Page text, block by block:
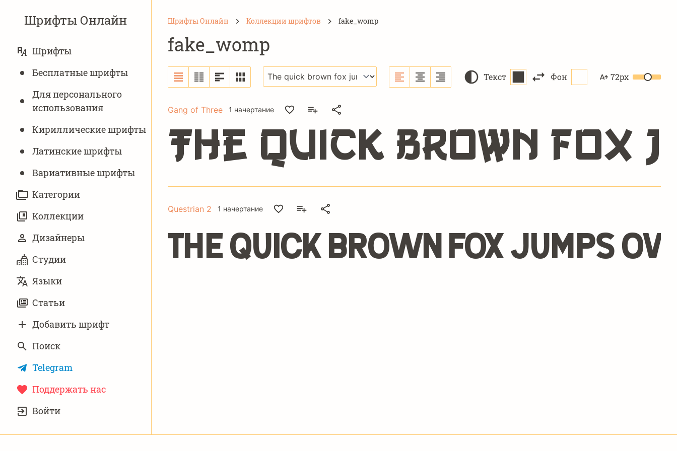
Шрифты Онлайн
НАВИГАЦИЯ
Шрифты
Бесплатные шрифты
Для персонального
использования
Кириллические шрифты
Латинские шрифты
Вариативныe шрифты
Категории
Коллекции
Дизайнеры
Студии
Языки
Статьи
Добавить шрифт
Поиск
Telegram
Поддержать нас
ЗАПИСЬ
Войти
Шрифты Онлайн Коллекции шрифтов fake_womp
fake_womp
Текст Фон 72px
Gang of Three 1 начертание
The quick brown fox
Questrian 2 1 начертание
The quick brown fox jumps